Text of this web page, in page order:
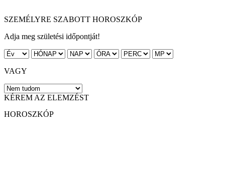
SZEMÉLYRE SZABOTT HOROSZKÓP
Adja meg születési időpontját!
VAGY
KÉREM AZ ELEMZÉST
HOROSZKÓP